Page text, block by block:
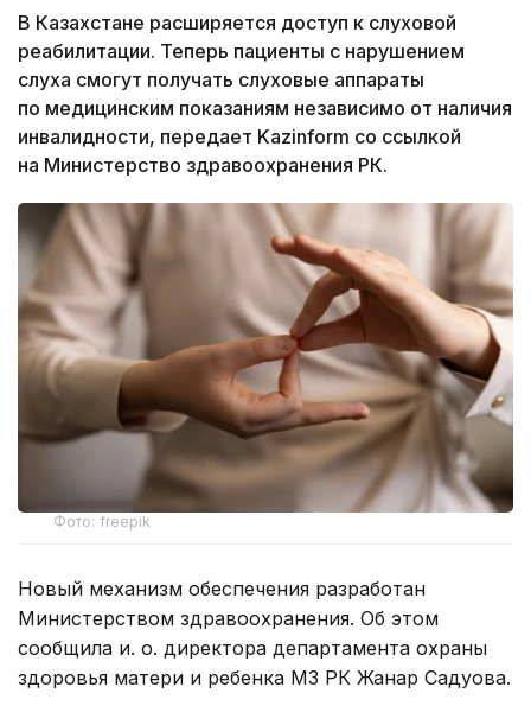
В Казахстане расширяется доступ к слуховой
реабилитации. Теперь пациенты с нарушением
слуха смогут получать слуховые аппараты
по медицинским показаниям независимо от наличия
инвалидности, передает Kazinform со ссылкой
на Министерство здравоохранения РК.
Фото: freepik
Новый механизм обеспечения разработан
Министерством здравоохранения. Об этом
сообщила и. о. директора департамента охраны
здоровья матери и ребенка МЗ РК Жанар Садуова.